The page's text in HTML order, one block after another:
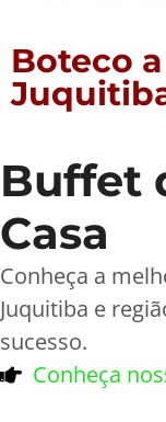
Boteco
Buffet
Casa
Conheça a
Juquitiba e
sucesso.
Conheça